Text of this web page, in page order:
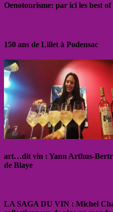
Oenotourisme: par ici les best
150 ans de Lillet à Podensac
art…dit vin : Yann Arthus-
de Blaye
LA SAGA DU VIN : Michel